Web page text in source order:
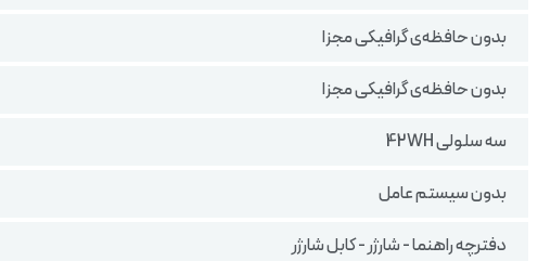
بدون حافظه‌ی گرافیکی مجزا
بدون حافظه‌ی گرافیکی مجزا
سه سلولی 42WH
بدون سیستم عامل
دفترچه راهنما - شارژر - کابل شارژر